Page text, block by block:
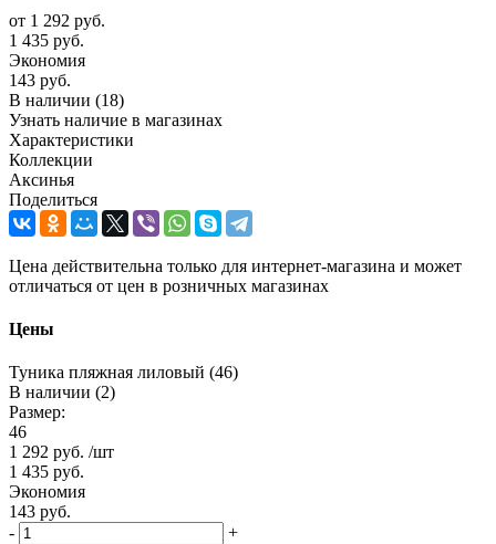
от 1 292 руб.
1 435 руб.
Экономия
143 руб.
В наличии (18)
Узнать наличие в магазинах
Характеристики
Коллекции
Аксинья
Поделиться
Цена действительна только для интернет-магазина и может
отличаться от цен в розничных магазинах
Цены
Туника пляжная лиловый (46)
В наличии (2)
Размер:
46
1 292 руб. /шт
1 435 руб.
Экономия
143 руб.
-
+